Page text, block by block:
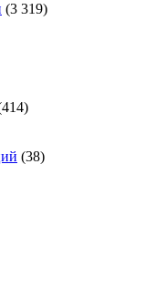
(3 319)
(38)